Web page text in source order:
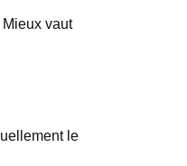
Mieux vaut
le